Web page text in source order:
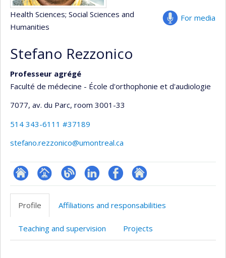
For media
Health Sciences; Social Sciences and
Humanities
Stefano Rezzonico
Professeur agrégé
Faculté de médecine - École d'orthophonie et d'audiologie
7077, av. du Parc, room 3001-33
514 343-6111 #37189
stefano.rezzonico@umontreal.ca
ResearchGate
Page
professionnelle
(faculté,département,école)
BlogueLinkedInProfil Autre
Profile Affiliations and responsabilities
Teaching and supervision Projects